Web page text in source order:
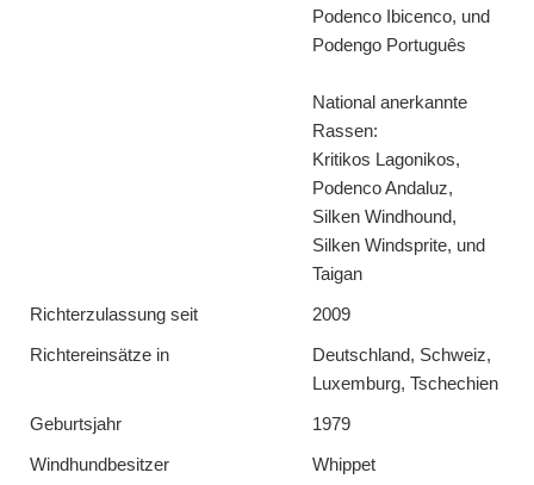
Podenco Ibicenco, und
Podengo Português
National anerkannte
Rassen:
Kritikos Lagonikos,
Podenco Andaluz,
Silken Windhound,
Silken Windsprite, und
Taigan
Richterzulassung seit
2009
Richtereinsätze in
Deutschland, Schweiz,
Luxemburg, Tschechien
Geburtsjahr
1979
Windhundbesitzer
Whippet